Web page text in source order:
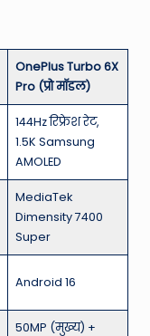
OnePlus Turbo 6X
Pro (प्रो मॉडल)
144Hz रिफ्रेश रेट,
1.5K Samsung
AMOLED
MediaTek
Dimensity 7400
Super
Android 16
50MP (मुख्य) +